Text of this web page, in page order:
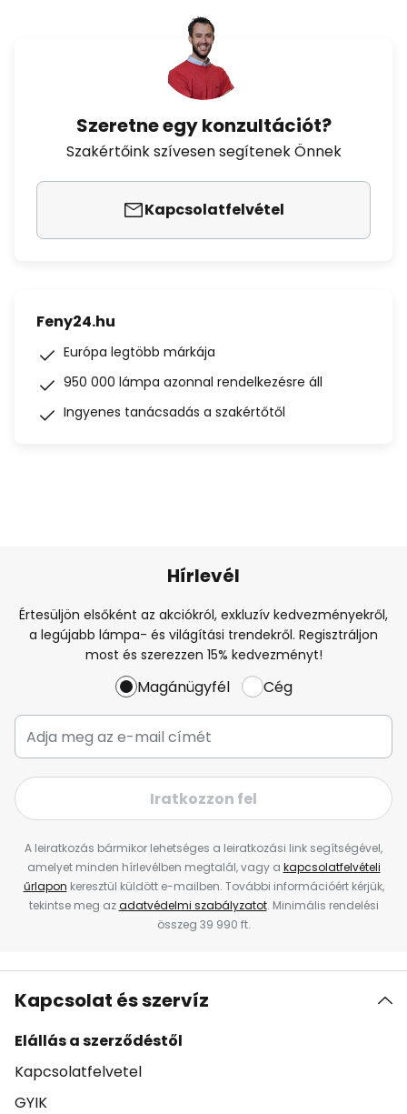
Szeretne egy konzultációt?
Szakértőink szívesen segítenek Önnek
Kapcsolatfelvétel
Feny24.hu
Európa legtöbb márkája
950 000 lámpa azonnal rendelkezésre áll
Ingyenes tanácsadás a szakértőtől
Hírlevél
Értesüljön elsőként az akciókról, exkluzív kedvezményekről,
a legújabb lámpa- és világítási trendekről. Regisztráljon
most és szerezzen 15% kedvezményt!
Magánügyfél Cég
Iratkozzon fel
A leiratkozás bármikor lehetséges a leiratkozási link segítségével,
amelyet minden hírlevélben megtalál, vagy a kapcsolatfelvételi
űrlapon keresztül küldött e-mailben. További információért kérjük,
tekintse meg azadatvédelmi szabályzatot. Minimális rendelési
összeg 39 990 ft.
Kapcsolat és szervíz
Elállás a szerződéstől
Kapcsolatfelvetel
GYIK